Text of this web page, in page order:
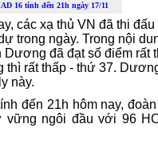
16 tính đến 21h ngày 17/11
các xạ thủ VN đã thi đấu
trong ngày. Trong nội
đã đạt số điểm rất
thì rất thấp - thứ 37.
này.
đến 21h hôm nay,
vững ngôi đầu với 96